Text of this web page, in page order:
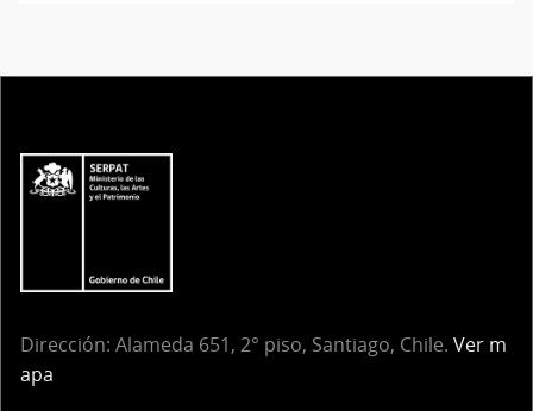
Dirección: Alameda 651, 2° piso, Santiago, Chile. Ver m
apa